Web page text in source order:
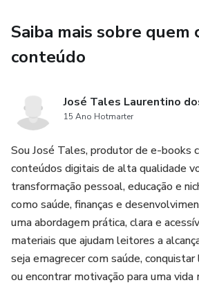
✓ Promove mais qualidade de vida e
Saiba mais sobre quem
conteúdo
José Tales Laurentino
15 Ano Hotmarter
Sou José Tales, produtor de e-books
conteúdos digitais de alta qualidade
transformação pessoal, educação e
como saúde, finanças e
uma abordagem prática, clara e
materiais que ajudam leitores a
seja emagrecer com saúde,
ou encontrar motivação para uma vida